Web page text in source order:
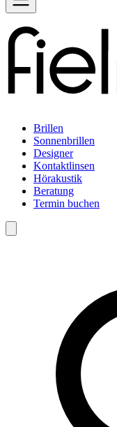
Brillen
Sonnenbrillen
Designer
Kontaktlinsen
Hörakustik
Beratung
Termin buchen